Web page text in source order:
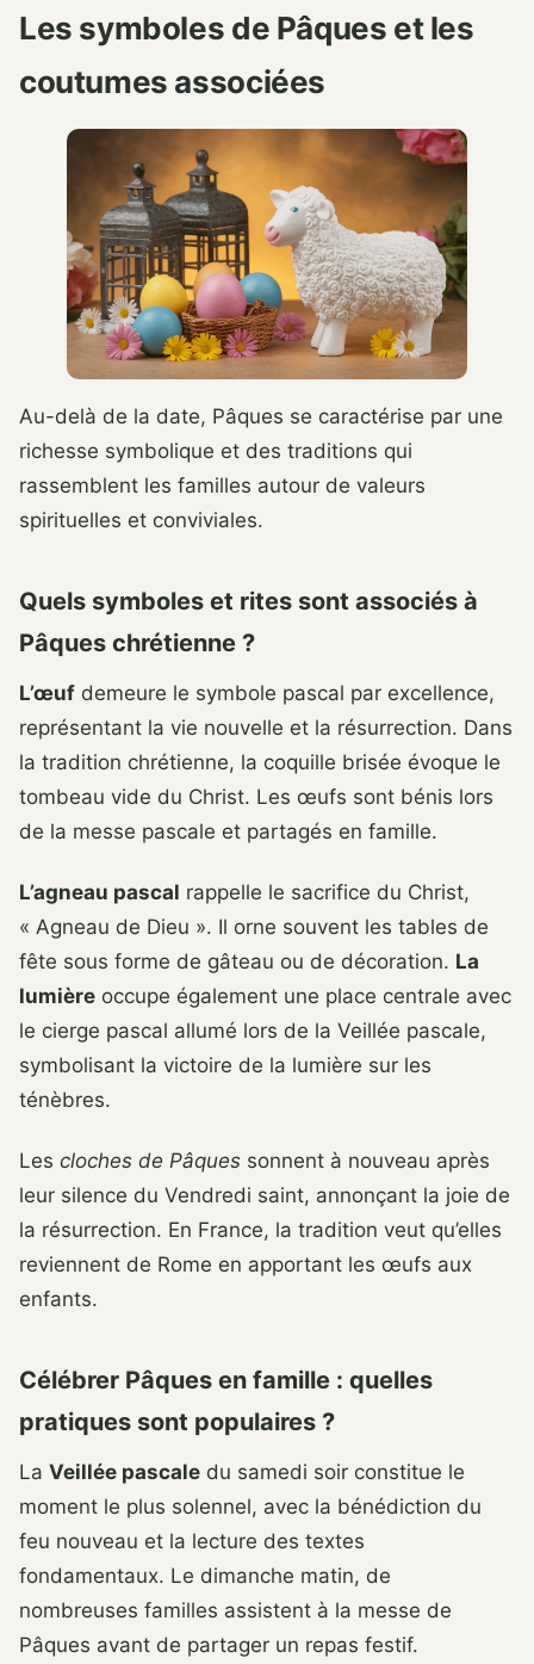
Les symboles de Pâques et les
coutumes associées
Au-delà de la date, Pâques se caractérise par une
richesse symbolique et des traditions qui
rassemblent les familles autour de valeurs
spirituelles et conviviales.
Quels symboles et rites sont associés à
Pâques chrétienne ?
L’œuf demeure le symbole pascal par excellence,
représentant la vie nouvelle et la résurrection. Dans
la tradition chrétienne, la coquille brisée évoque le
tombeau vide du Christ. Les œufs sont bénis lors
de la messe pascale et partagés en famille.
L’agneau pascal rappelle le sacrifice du Christ,
« Agneau de Dieu ». Il orne souvent les tables de
fête sous forme de gâteau ou de décoration. La
lumière occupe également une place centrale avec
le cierge pascal allumé lors de la Veillée pascale,
symbolisant la victoire de la lumière sur les
ténèbres.
Les cloches de Pâques sonnent à nouveau après
leur silence du Vendredi saint, annonçant la joie de
la résurrection. En France, la tradition veut qu’elles
reviennent de Rome en apportant les œufs aux
enfants.
Célébrer Pâques en famille : quelles
pratiques sont populaires ?
La Veillée pascale du samedi soir constitue le
moment le plus solennel, avec la bénédiction du
feu nouveau et la lecture des textes
fondamentaux. Le dimanche matin, de
nombreuses familles assistent à la messe de
Pâques avant de partager un repas festif.